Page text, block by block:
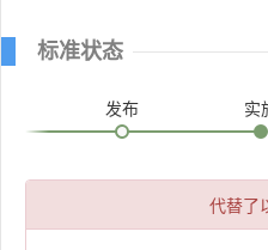
标准状态
发布 实
代替了